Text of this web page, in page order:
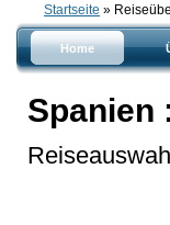
Startseite »
Home
Spanien